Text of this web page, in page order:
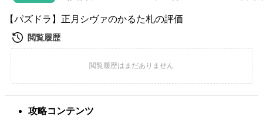
【パズドラ】正月シヴァのかるた札の評価
攻略コンテンツ